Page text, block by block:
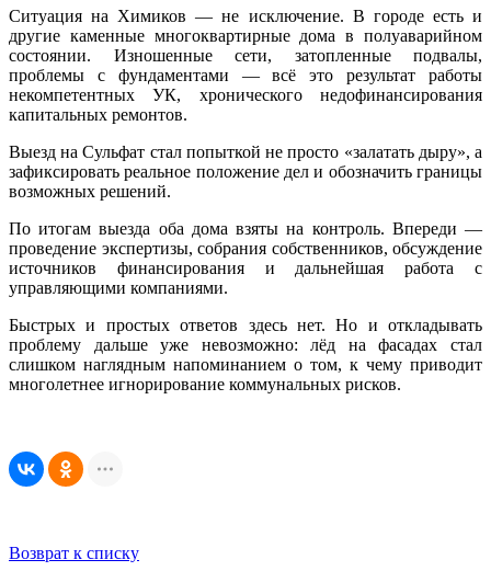
Ситуация на Химиков — не исключение. В городе есть и
другие каменные многоквартирные дома в полуаварийном
состоянии. Изношенные сети, затопленные подвалы,
проблемы с фундаментами — всё это результат работы
некомпетентных УК, хронического недофинансирования
капитальных ремонтов.
Выезд на Сульфат стал попыткой не просто «залатать дыру», а
зафиксировать реальное положение дел и обозначить границы
возможных решений.
По итогам выезда оба дома взяты на контроль. Впереди —
проведение экспертизы, собрания собственников, обсуждение
источников финансирования и дальнейшая работа с
управляющими компаниями.
Быстрых и простых ответов здесь нет. Но и откладывать
проблему дальше уже невозможно: лёд на фасадах стал
слишком наглядным напоминанием о том, к чему приводит
многолетнее игнорирование коммунальных рисков.
Возврат к списку